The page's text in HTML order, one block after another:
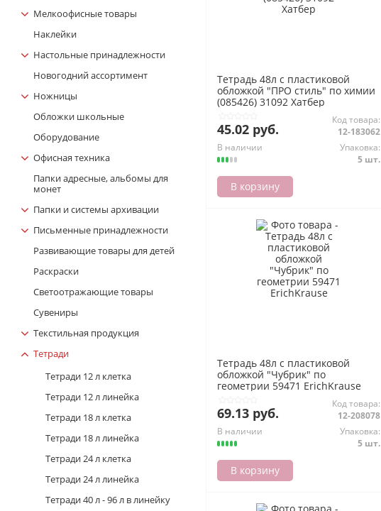
Мелкоофисные товары
Наклейки
Настольные принадлежности
Новогодний ассортимент
Ножницы
Обложки школьные
Оборудование
Офисная техника
Папки адресные, альбомы для
монет
Папки и системы архивации
Письменные принадлежности
Развивающие товары для детей
Раскраски
Светоотражающие товары
Сувениры
Текстильная продукция
Тетради
Тетради 12 л клетка
Тетради 12 л линейка
Тетради 18 л клетка
Тетради 18 л линейка
Тетради 24 л клетка
Тетради 24 л линейка
Тетради 40 л - 96 л в линейку
Тетрадь 48л с пластиковой
обложкой "ПРО стиль" по химии
(085426) 31092 Хатбер
45.02 руб.
Код товара:
12-183062
В наличии
Упаковка:
5 шт.
В корзину
Тетрадь 48л с пластиковой
обложкой "Чубрик" по
геометрии 59471 ErichKrause
69.13 руб.
Код товара:
12-208078
В наличии
Упаковка:
5 шт.
В корзину